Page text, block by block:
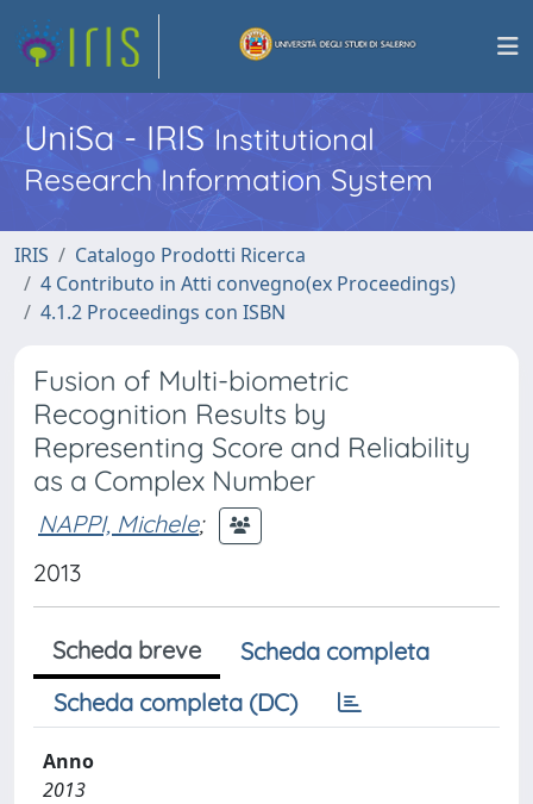
UniSa - IRISInstitutional
Research Information System
IRIS
Catalogo Prodotti Ricerca
4 Contributo in Atti convegno(ex Proceedings)
4.1.2 Proceedings con ISBN
Fusion of Multi-biometric
Recognition Results by
Representing Score and Reliability
as a Complex Number
NAPPI, Michele;
2013
Scheda breve
Scheda completa
Scheda completa (DC)
Anno
2013